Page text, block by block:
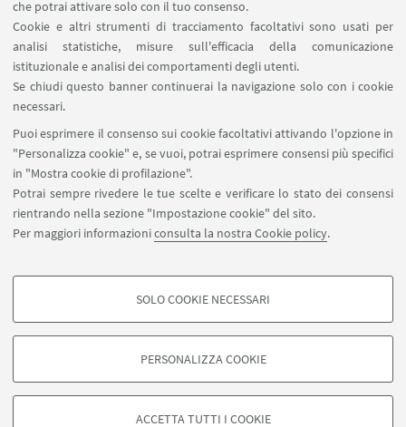
che potrai attivare solo con il tuo consenso.
Cookie e altri strumenti di tracciamento facoltativi sono usati per
analisi statistiche, misure sull'efficacia della comunicazione
istituzionale e analisi dei comportamenti degli utenti.
Se chiudi questo banner continuerai la navigazione solo con i cookie
necessari.
Puoi esprimere il consenso sui cookie facoltativi attivando l'opzione in
"Personalizza cookie" e, se vuoi, potrai esprimere consensi più specifici
in "Mostra cookie di profilazione".
Potrai sempre rivedere le tue scelte e verificare lo stato dei consensi
rientrando nella sezione "Impostazione cookie" del sito.
Per maggiori informazioniconsulta la nostra Cookie policy.
COOKIE DI PROFILAZIONE - FACOLTATIVI
degli utenti, creare profili in base al loro comportamento sul sito, per analisi
di marketing.
SOLO COOKIE NECESSARI
PERSONALIZZA COOKIE
ACCETTA TUTTI I COOKIE
«
12
elementi
1 ... 9 10 11
Dipartimento di Storia Culture Civiltà - Università di
Bologna, Piazza S. Giovanni in Monte, 2 - 40124 Bologna
BO
roberta.mira@unibo.it
Seguici su:
©Copyright 2026 - ALMA MATER STUDIORUM - Università di